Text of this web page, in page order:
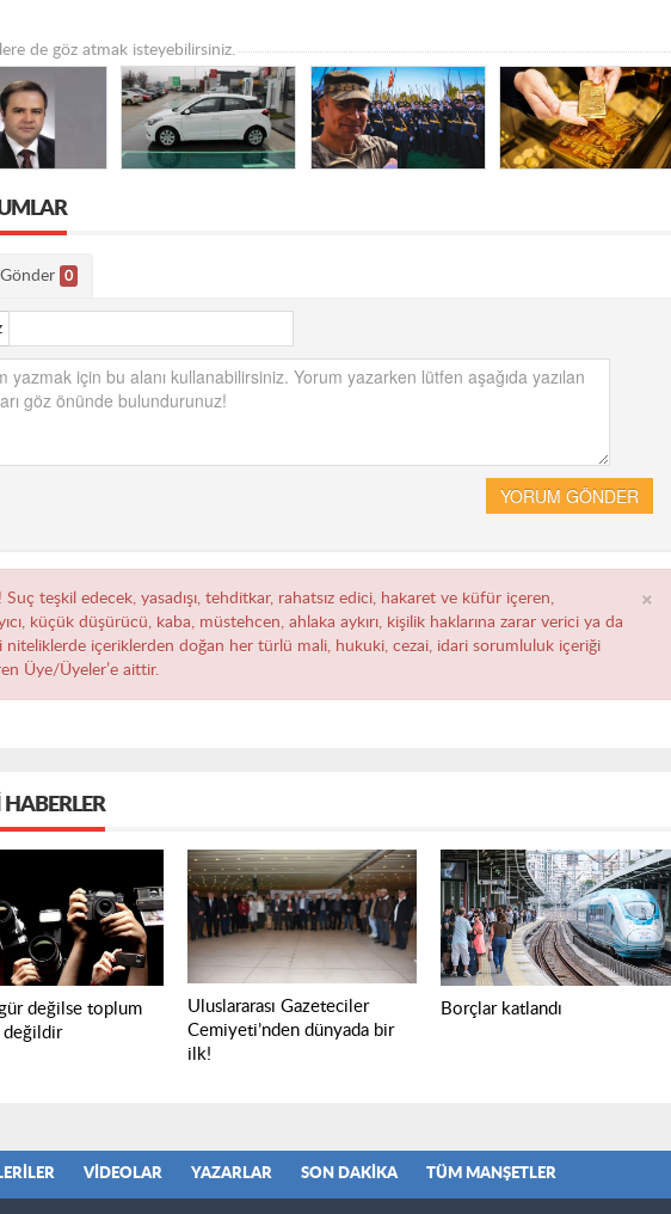
de göz atmak isteyebilirsiniz.
0
YORUM GÖNDER
×
Suç teşkil edecek, yasadışı, tehditkar, rahatsız edici, hakaret ve küfür içeren,
küçük düşürücü, kaba, müstehcen, ahlaka aykırı, kişilik haklarına zarar verici ya da
niteliklerde içeriklerden doğan her türlü mali, hukuki, cezai, idari sorumluluk içeriği
Üye/Üyeler’e aittir.
HABERLER
değilse toplum
değildir
Uluslararası Gazeteciler
Cemiyeti’nden dünyada bir
ilk!
Borçlar katlandı
VIDEOLAR YAZARLAR SON DAKIKA TÜM MANŞETLER